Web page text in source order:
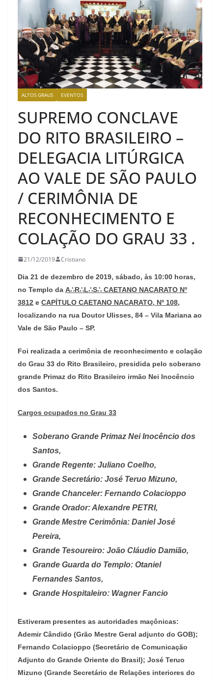
ALTOS GRAUS EVENTOS
SUPREMO CONCLAVE
DO RITO BRASILEIRO –
DELEGACIA LITÚRGICA
AO VALE DE SÃO PAULO
/ CERIMÔNIA DE
RECONHECIMENTO E
COLAÇÃO DO GRAU 33 .
21/12/2019 Cristiano
Dia 21 de dezembro de 2019, sábado, às 10:00 horas,
no Templo da A∴R∴L∴S∴ CAETANO NACARATO Nº
3812 e CAPÍTULO CAETANO NACARATO, Nº 108,
localizando na rua Doutor Ulisses, 84 – Vila Mariana ao
Vale de São Paulo – SP.
Foi realizada a cerimônia de reconhecimento e colação
do Grau 33 do Rito Brasileiro, presidida pelo soberano
grande Primaz do Rito Brasileiro irmão Nei Inocêncio
dos Santos.
Cargos ocupados no Grau 33
Soberano Grande Primaz Nei Inocêncio dos
Santos,
Grande Regente: Juliano Coelho,
Grande Secretário: José Teruo Mizuno,
Grande Chanceler: Fernando Colacioppo
Grande Orador: Alexandre PETRI,
Grande Mestre Cerimônia: Daniel José
Pereira,
Grande Tesoureiro: João Cláudio Damião,
Grande Guarda do Templo: Otaniel
Fernandes Santos,
Grande Hospitaleiro: Wagner Fancio
Estiveram presentes as autoridades maçônicas:
Ademir Cândido (Grão Mestre Geral adjunto do GOB);
Fernando Colacioppo (Secretário de Comunicação
Adjunto do Grande Oriente do Brasil); José Teruo
Mizuno (Grande Secretário de Relações interiores do